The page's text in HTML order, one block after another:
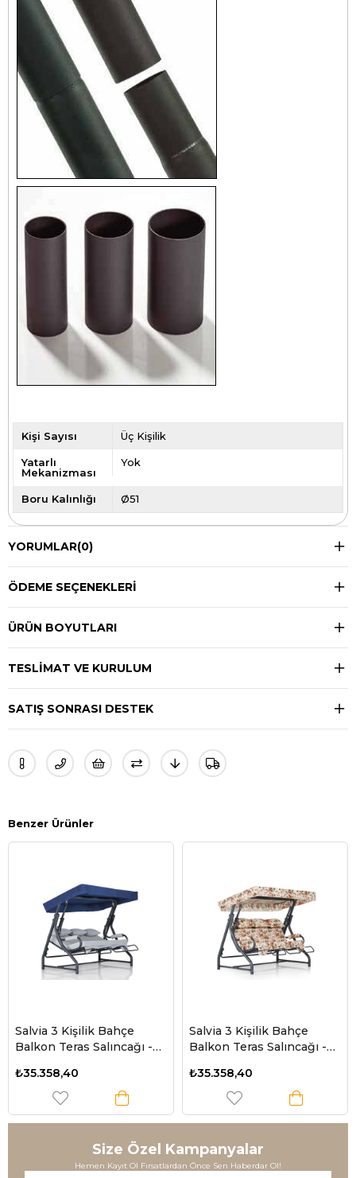
Kişi Sayısı Üç Kişilik
Yatarlı
Mekanizması
Yok
Boru Kalınlığı Ø51
YORUMLAR(0)
ÖDEME SEÇENEKLERI
ÜRÜN BOYUTLARI
TESLIMAT VE KURULUM
SATIŞ SONRASI DESTEK
Benzer Ürünler
Salvia 3 Kişilik Bahçe
Balkon Teras Salıncağı -
Tente: Lacivert
₺35.358,40
Salvia 3 Kişilik Bahçe
Balkon Teras Salıncağı -
₺35.358,40
Size Özel Kampanyalar
Hemen Kayıt Ol Fırsatlardan Önce Sen Haberdar Ol!